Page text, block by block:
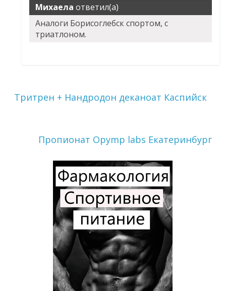
Михаела ответил(а)
Аналоги Борисоглебск спортом, с
триатлоном.
Тритрен + Нандродон деканоат Каспийск
Пропионат Opymp labs Екатеринбург